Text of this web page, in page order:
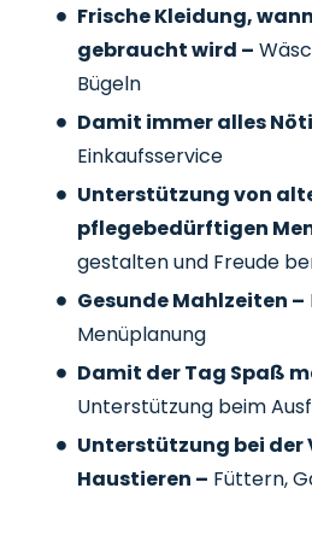
Frische Kleidung,
gebraucht wird –
Bügeln
Damit immer alles
Einkaufsservice
Unterstützung von
pflegebedürftigen
gestalten und Freude
Gesunde Mahlzeiten –
Menüplanung
Damit der Tag Spaß
Unterstützung beim
Unterstützung bei der
Haustieren – Füttern,